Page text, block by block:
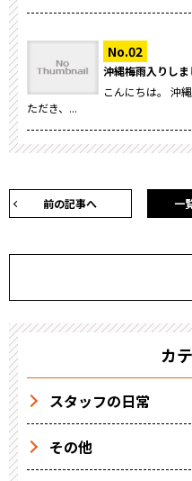
沖縄梅雨入りしま
こんにちは。 沖
ただき、...
前の記事へ 一
カ
スタッフの日常
その他